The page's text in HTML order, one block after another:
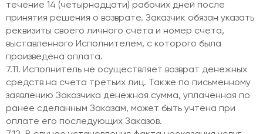
течение 14 (четырнадцати) рабочих дней после
принятия решения о возврате. Заказчик обязан указать
реквизиты своего личного счета и номер счета,
выставленного Исполнителем, с которого была
произведена оплата.
7.11. Исполнитель не осуществляет возврат денежных
средств на счета третьих лиц. Также по письменному
заявлению Заказчика денежная сумма, уплаченная по
ранее сделанным Заказам, может быть учтена при
оплате его последующих Заказов.